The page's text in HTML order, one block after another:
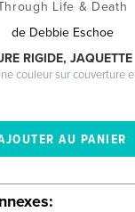
Life & Death
de Debbie Eschoe
RIGIDE, JAQUETTE
couleur sur couverture